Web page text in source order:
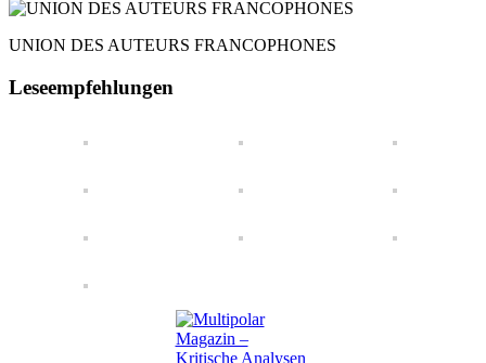
UNION DES AUTEURS FRANCOPHONES
Leseempfehlungen